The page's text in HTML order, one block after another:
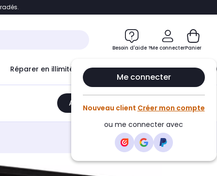
Accéder directement au chatbot
Besoin d'aide ?Me connecter
Me connecter
Nouveau client Créer mon compte
ou me connecter avec
Panier
Réparer en illimité avec Le Club Infinity
Ajouter au panier